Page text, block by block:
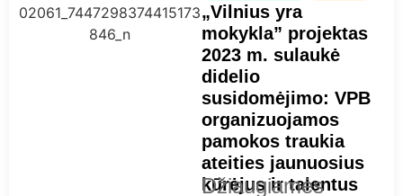
„Vilnius yra
mokykla” projektas
2023 m. sulaukė
didelio
susidomėjimo: VPB
organizuojamos
pamokos traukia
ateities jaunuosius
kūrėjus ir talentus
Džiaugiamės